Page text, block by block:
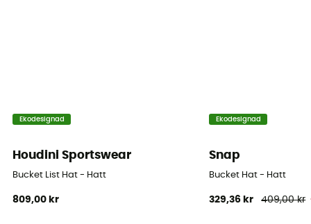
Ekodesignad
Houdini Sportswear
Bucket List Hat - Hatt
809,00 kr
Ekodesignad
Snap
Bucket Hat - Hatt
329,36 kr 409,00 kr